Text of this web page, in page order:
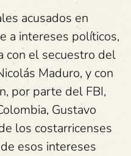
acusados en
a intereses políticos,
con el secuestro del
Maduro, y con
por parte del FBI,
Gustavo
los costarricenses
esos intereses